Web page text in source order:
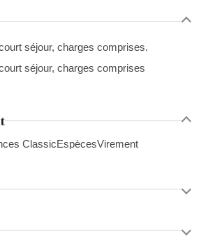
séjour, charges comprises.
séjour, charges comprises
ClassicEspècesVirement